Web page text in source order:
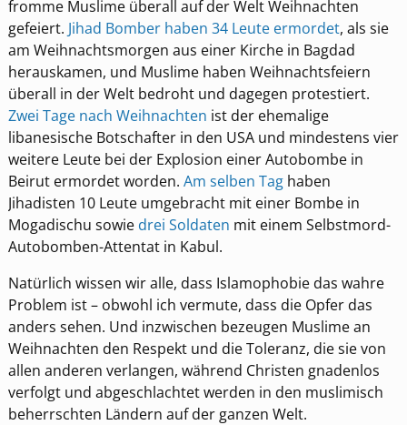
fromme Muslime überall auf der Welt Weihnachten
gefeiert. Jihad Bomber haben 34 Leute ermordet, als sie
am Weihnachtsmorgen aus einer Kirche in Bagdad
herauskamen, und Muslime haben Weihnachtsfeiern
überall in der Welt bedroht und dagegen protestiert.
Zwei Tage nach Weihnachten ist der ehemalige
libanesische Botschafter in den USA und mindestens vier
weitere Leute bei der Explosion einer Autobombe in
Beirut ermordet worden. Am selben Taghaben
Jihadisten 10 Leute umgebracht mit einer Bombe in
Mogadischu sowie drei Soldaten mit einem Selbstmord-
Autobomben-Attentat in Kabul.
Natürlich wissen wir alle, dass Islamophobie das wahre
Problem ist – obwohl ich vermute, dass die Opfer das
anders sehen. Und inzwischen bezeugen Muslime an
Weihnachten den Respekt und die Toleranz, die sie von
allen anderen verlangen, während Christen gnadenlos
verfolgt und abgeschlachtet werden in den muslimisch
beherrschten Ländern auf der ganzen Welt.